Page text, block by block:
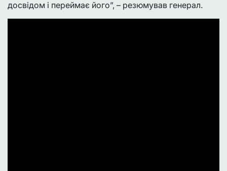
досвідом і переймає його”, – резюмував генерал.